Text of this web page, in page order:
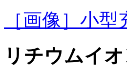
［画像］小
リチウムイ